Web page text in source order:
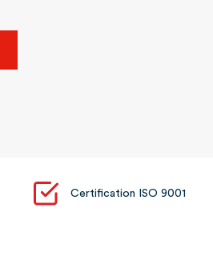
Certification ISO 9001